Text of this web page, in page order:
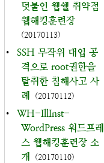
덧붙인 웹쉘 취약점
웹해킹훈련장
(20170113)
•
SSH 무작위 대입 공
격으로 root권한을
탈취한 침해사고 사
례
(20170112)
•
WH-IllInst-
WordPress 워드프레
스 웹해킹훈련장 소
개
(20170110)